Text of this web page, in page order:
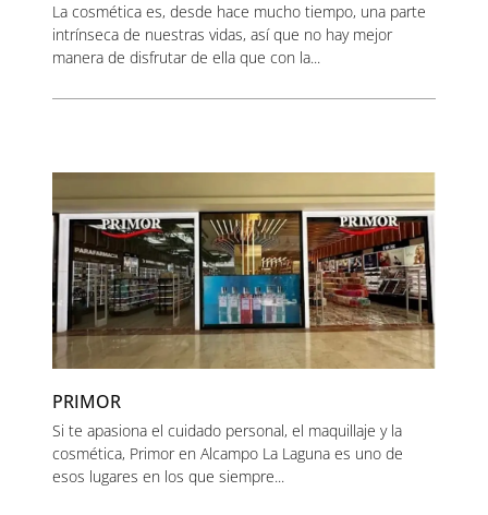
La cosmética es, desde hace mucho tiempo, una parte
intrínseca de nuestras vidas, así que no hay mejor
manera de disfrutar de ella que con la...
PRIMOR
Si te apasiona el cuidado personal, el maquillaje y la
cosmética, Primor en Alcampo La Laguna es uno de
esos lugares en los que siempre...